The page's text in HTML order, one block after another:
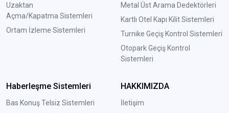
Uzaktan
Açma/Kapatma Sistemleri
Ortam İzleme Sistemleri
Metal Üst Arama Dedektörleri
Kartlı Otel Kapı Kilit Sistemleri
Turnike Geçiş Kontrol Sistemleri
Otopark Geçiş Kontrol
Sistemleri
Haberleşme Sistemleri
Bas Konuş Telsiz Sistemleri
HAKKIMIZDA
İletişim